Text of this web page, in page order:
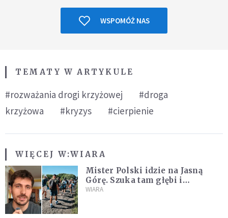
WSPOMÓŻ NAS
TEMATY W ARTYKULE
#rozważania drogi krzyżowej
#droga
krzyżowa
#kryzys #cierpienie
WIĘCEJ W:WIARA
Mister Polski idzie na Jasną
Górę. Szuka tam głębi i
spotkania
WIARA